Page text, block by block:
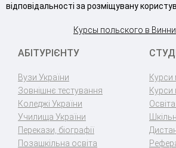
відповідальності за розміщувану
Курсы польского в
АБІТУРІЄНТУ
Вузи України
Зовнішнє тестування
Коледжі України
Училища України
Перекази, біографії
Позашкільна освіта
Курси
Курси